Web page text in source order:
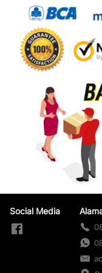
Social Media